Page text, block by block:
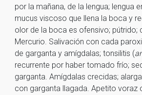
por la mañana, de la lengua; lengua
mucus viscoso que llena la boca y
olor de la boca es ofensivo; pútrido;
Mercurio. Salivación con cada
de garganta y amígdalas; tonsilitis (
recurrente por haber tomado frío;
garganta. Amígdalas crecidas;
con garganta llagada. Apetito voraz